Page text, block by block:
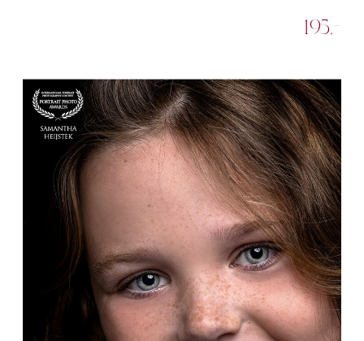
195,-